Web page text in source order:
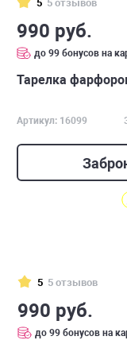
5 5 отзывов
990 руб.
до 99 бонусов на
Тарелка
Артикул: 16099
5 5 отзывов
990 руб.
до 99 бонусов на